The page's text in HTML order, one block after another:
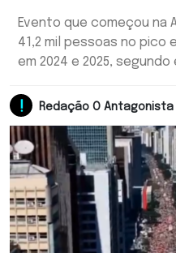
Evento que começou na
41,2 mil pessoas no pico
em 2024 e 2025,
Redação O Antagonista